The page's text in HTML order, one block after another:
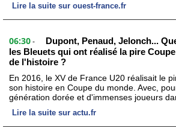
Lire la suite sur ouest-france.fr
06:30 -
Dupont, Penaud, Jelonch...
les Bleuets qui ont réalisé la pire
de l'histoire ?
En 2016, le XV de France U20 réalisait le
son histoire en Coupe du monde. Avec,
génération dorée et d'immenses joueurs
Lire la suite sur actu.fr